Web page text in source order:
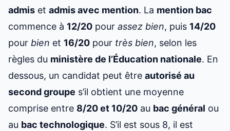
admis et admis avec mention. La mention bac
commence à 12/20 pour assez bien, puis 14/20
pour bien et 16/20 pour très bien, selon les
règles du ministère de l’Éducation nationale. En
dessous, un candidat peut être autorisé au
second groupe s’il obtient une moyenne
comprise entre 8/20 et 10/20 au bac général ou
au bac technologique. S’il est sous 8, il est